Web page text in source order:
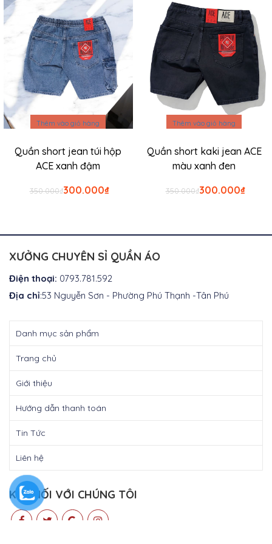
₫300.000.
Thêm vào giỏ hàng
Quần short jean túi hộp
ACE xanh đậm
₫
350.000 Giá
₫
300.000 Giá
₫300.000.
Thêm vào giỏ hàng
Quần short kaki jean ACE
màu xanh đen
₫
350.000 Giá
₫
300.000 Giá
XƯỞNG CHUYÊN SỈ QUẦN ÁO
Điện thoại: 0793.781.592
Địa chỉ:53 Nguyễn Sơn - Phường Phú Thạnh -Tân Phú
Danh mục sản phẩm
Trang chủ
Giới thiệu
Hướng dẫn thanh toán
Tin Tức
Liên hệ
KẾT NỐI VỚI CHÚNG TÔI